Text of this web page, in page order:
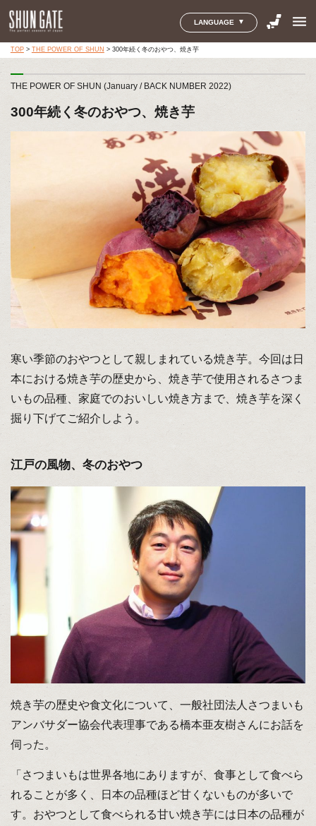
LANGUAGE menu
TOP> THE POWER OF SHUN > 300年続く冬のおやつ、焼き芋
THE POWER OF SHUN (January / BACK NUMBER 2022)
300年続く冬のおやつ、焼き芋
寒い季節のおやつとして親しまれている焼き芋。今回は日
本における焼き芋の歴史から、焼き芋で使用されるさつま
いもの品種、家庭でのおいしい焼き方まで、焼き芋を深く
掘り下げてご紹介しよう。
江戸の風物、冬のおやつ
焼き芋の歴史や食文化について、一般社団法人さつまいも
アンバサダー協会代表理事である橋本亜友樹さんにお話を
伺った。
「さつまいもは世界各地にありますが、食事として食べら
れることが多く、日本の品種ほど甘くないものが多いで
す。おやつとして食べられる甘い焼き芋には日本の品種が